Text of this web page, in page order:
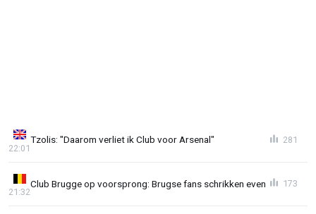
Tzolis: "Daarom verliet ik Club voor Arsenal"
22:01
281
Club Brugge op voorsprong: Brugse fans schrikken even
21:32
173